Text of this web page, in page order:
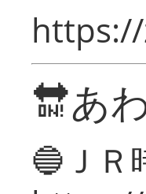
🔛あ
🔵ＪＲ